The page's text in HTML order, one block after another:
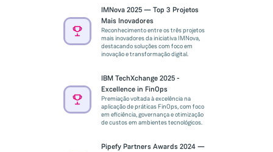
IMNova 2025 — Top 3 Projetos
Mais Inovadores
Reconhecimento entre os três projetos
mais inovadores da iniciativa IMNova,
destacando soluções com foco em
inovação e transformação digital.
IBM TechXchange 2025 -
Excellence in FinOps
Premiação voltada à excelência na
aplicação de práticas FinOps, com foco
em eficiência, governança e otimização
de custos em ambientes tecnológicos.
Pipefy Partners Awards 2024 —